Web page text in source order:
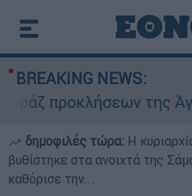
BREAKING NEWS:
της Άγκυρας
δημοφιλές τώρα: Η
βυθίστηκε στα ανοιχτά της
καθόρισε την...